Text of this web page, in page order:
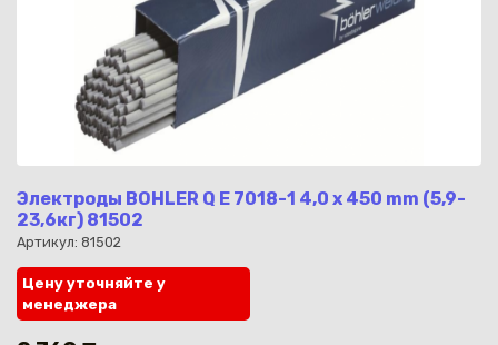
Электроды BOHLER Q E 7018-1 4,0 x 450 mm (5,9-
23,6кг) 81502
Артикул: 81502
Цену уточняйте у
менеджера